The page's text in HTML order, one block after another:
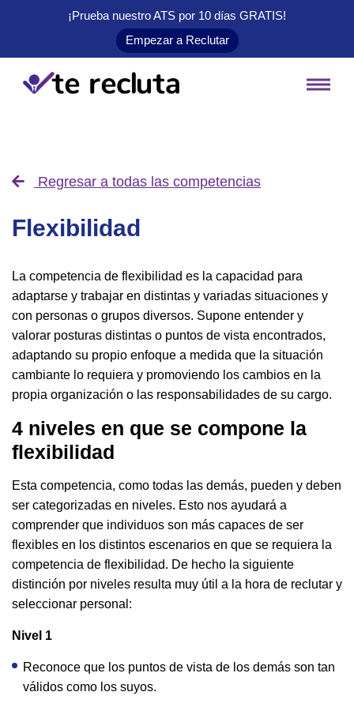
¡Prueba nuestro ATS por 10 días GRATIS!
Empezar a Reclutar
Regresar a todas las competencias
Flexibilidad
La competencia de flexibilidad es la capacidad para
adaptarse y trabajar en distintas y variadas situaciones y
con personas o grupos diversos. Supone entender y
valorar posturas distintas o puntos de vista encontrados,
adaptando su propio enfoque a medida que la situación
cambiante lo requiera y promoviendo los cambios en la
propia organización o las responsabilidades de su cargo.
4 niveles en que se compone la
flexibilidad
Esta competencia, como todas las demás, pueden y deben
ser categorizadas en niveles. Esto nos ayudará a
comprender que individuos son más capaces de ser
flexibles en los distintos escenarios en que se requiera la
competencia de flexibilidad. De hecho la siguiente
distinción por niveles resulta muy útil a la hora de reclutar y
seleccionar personal:
Nivel 1
Reconoce que los puntos de vista de los demás son tan
válidos como los suyos.